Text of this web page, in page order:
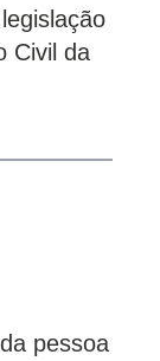
Civil da
pessoa